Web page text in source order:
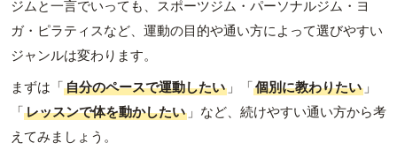
ジムと一言でいっても、スポーツジム・パーソナルジム・ヨ
ガ・ピラティスなど、運動の目的や通い方によって選びやすい
ジャンルは変わります。
まずは「自分のペースで運動したい 」「個別に教わりたい 」
「レッスンで体を動かしたい 」など、続けやすい通い方から考
えてみましょう。